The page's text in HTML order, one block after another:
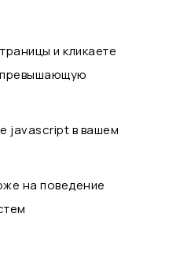
и кликаете
javascript в вашем
на поведение